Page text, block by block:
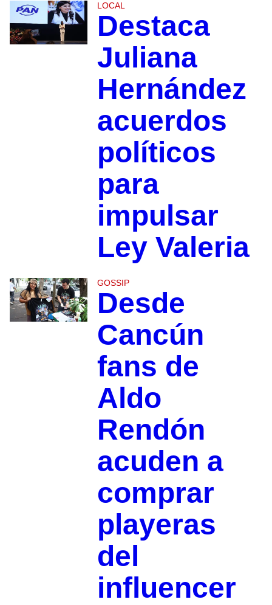
LOCAL
Destaca
Juliana
Hernández
acuerdos
políticos
para
impulsar
Ley Valeria
GOSSIP
Desde
Cancún
fans de
Aldo
Rendón
acuden a
comprar
playeras
del
influencer